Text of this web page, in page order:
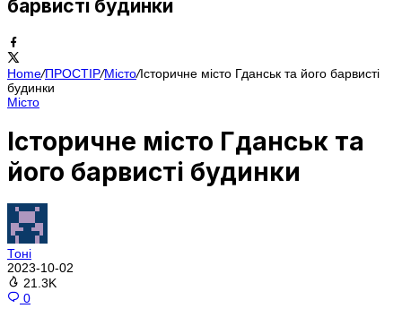
барвисті будинки
Home/ПРОСТІР/Місто/Історичне місто Гданськ та його барвисті
будинки
Місто
Історичне місто Гданськ та
його барвисті будинки
Тоні
2023-10-02
21.3K
0